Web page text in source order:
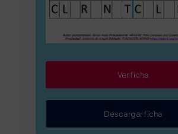
Ver ficha
Descargar ficha